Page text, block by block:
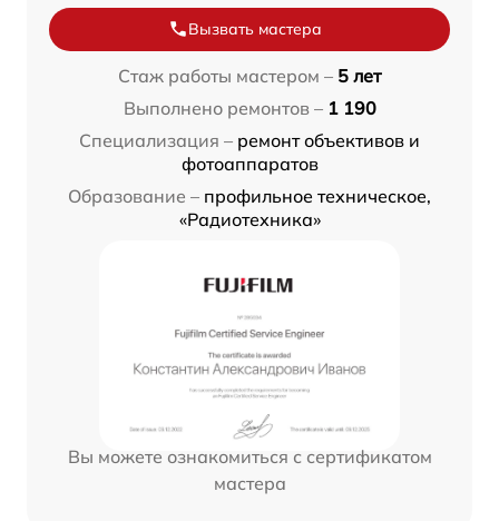
Вызвать мастера
Стаж работы мастером – 5 лет
Выполнено ремонтов – 1 190
Специализация – ремонт объективов и
фотоаппаратов
Образование – профильное техническое,
«Радиотехника»
Вы можете ознакомиться с сертификатом
мастера